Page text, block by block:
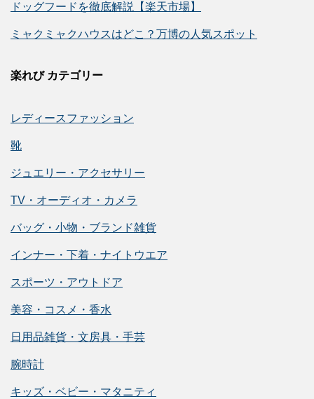
ドッグフードを徹底解説【楽天市場】
ミャクミャクハウスはどこ？万博の人気スポット
楽れび カテゴリー
レディースファッション
靴
ジュエリー・アクセサリー
TV・オーディオ・カメラ
バッグ・小物・ブランド雑貨
インナー・下着・ナイトウエア
スポーツ・アウトドア
美容・コスメ・香水
日用品雑貨・文房具・手芸
腕時計
キッズ・ベビー・マタニティ